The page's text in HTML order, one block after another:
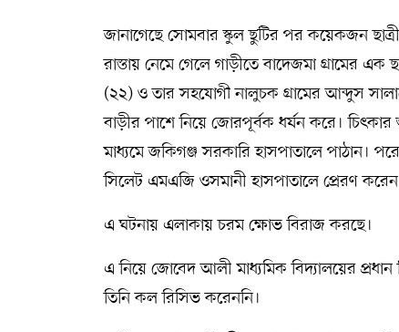
জানাগেছে সোমবার স্কুল ছুটির পর কয়েকজন
রাস্তায় নেমে গেলে গাড়ীতে বাদেজমা গ্রামের
(২২) ও তার সহযোগী নালুচক গ্রামের আব্দুস
বাড়ীর পাশে নিয়ে জোরপূর্বক ধর্ষন করে।
মাধ্যমে জকিগঞ্জ সরকারি হাসপাতালে পাঠান।
সিলেট এমএজি ওসমানী হাসপাতালে প্রেরণ
এ ঘটনায় এলাকায় চরম ক্ষোভ বিরাজ করছে।
এ নিয়ে জোবেদ আলী মাধ্যমিক বিদ্যালয়ের
তিনি কল রিসিভ করেননি।
সম্পাদকীয় কলাম
DIAL SYLHET